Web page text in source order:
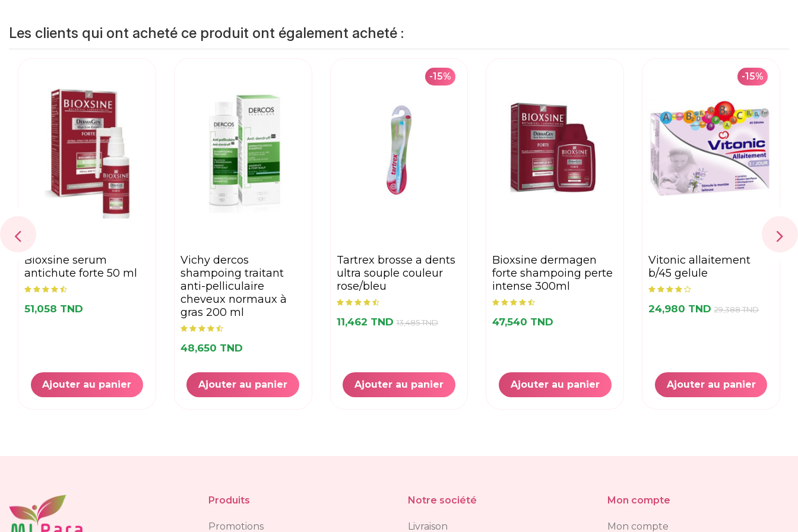
Les clients qui ont acheté ce produit ont également acheté :
bioxsine serum
antichute forte 50 ml
51,058 TND
Ajouter au panier
vichy dercos
shampoing traitant
anti-pelliculaire
cheveux normaux à
gras 200 ml
48,650 TND
Ajouter au panier
-15%
tartrex brosse a dents
ultra souple couleur
rose/bleu
11,462 TND13,485 TND
Ajouter au panier
bioxsine dermagen
forte shampoing perte
intense 300ml
47,540 TND
Ajouter au panier
-15%
vitonic allaitement
b/45 gelule
24,980 TND29,388 TND
Ajouter au panier
Produits
Promotions
Notre société
Livraison
Mon compte
Mon compte